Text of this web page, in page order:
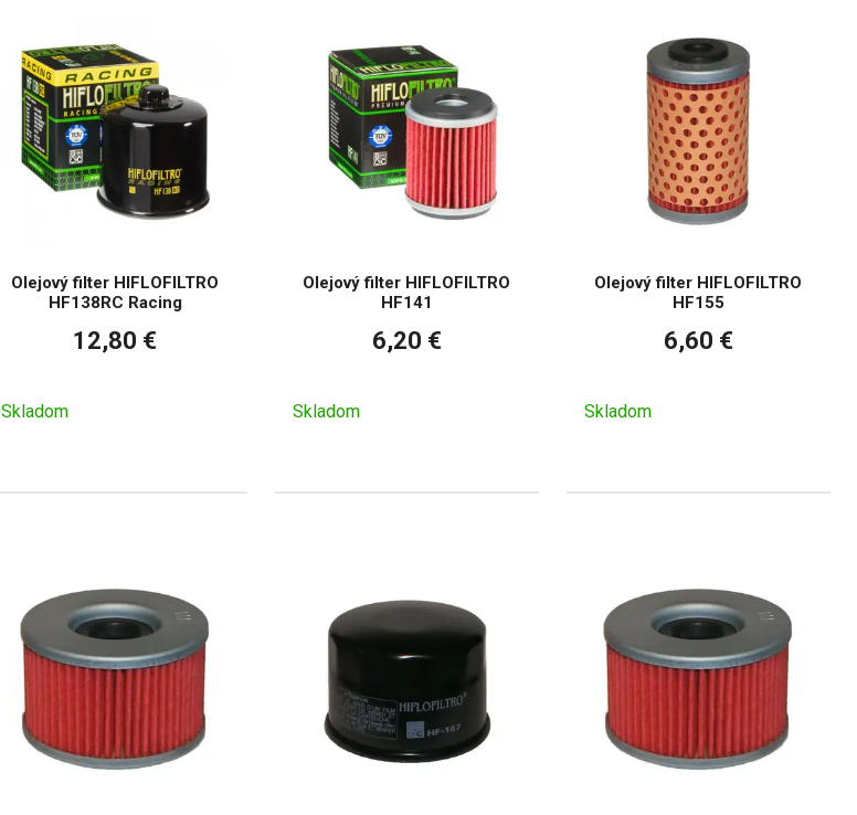
Olejový filter HIFLOFILTRO
HF138RC Racing
12,80 €
Skladom
Olejový filter HIFLOFILTRO
HF141
6,20 €
Skladom
Olejový filter HIFLOFILTRO
HF155
6,60 €
Skladom